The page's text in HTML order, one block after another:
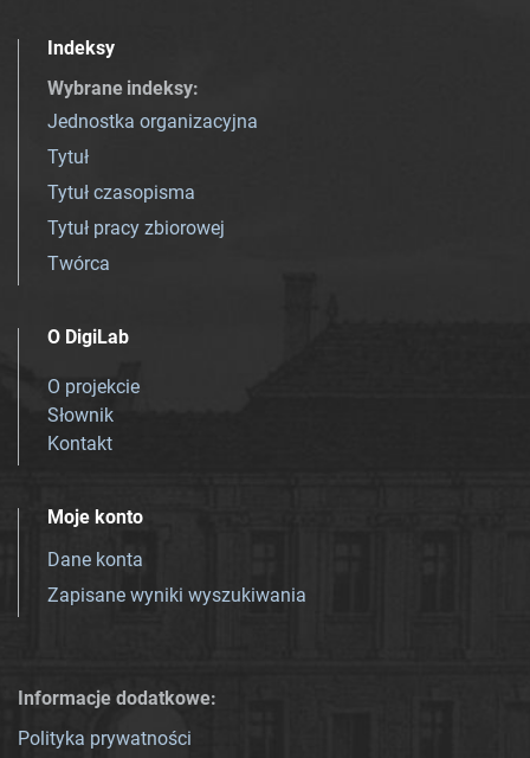
Indeksy
Wybrane indeksy:
Jednostka organizacyjna
Tytuł
Tytuł czasopisma
Tytuł pracy zbiorowej
Twórca
O DigiLab
O projekcie
Słownik
Kontakt
Moje konto
Dane konta
Zapisane wyniki wyszukiwania
Informacje dodatkowe:
Polityka prywatności